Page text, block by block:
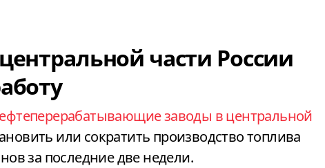
части России
заводы в центральной
или сократить производство топлива
за последние две недели.